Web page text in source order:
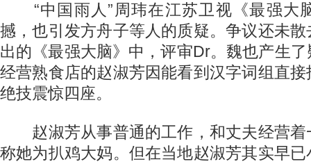
“中国雨人”周玮在江苏卫视《最强大
撼，也引发方舟子等人的质疑。争议还未
出的《最强大脑》中，评审Dr。魏也产生
经营熟食店的赵淑芳因能看到汉字词组直
绝技震惊四座。
赵淑芳从事普通的工作，和丈夫经营着
称她为扒鸡大妈。但在当地赵淑芳其实早